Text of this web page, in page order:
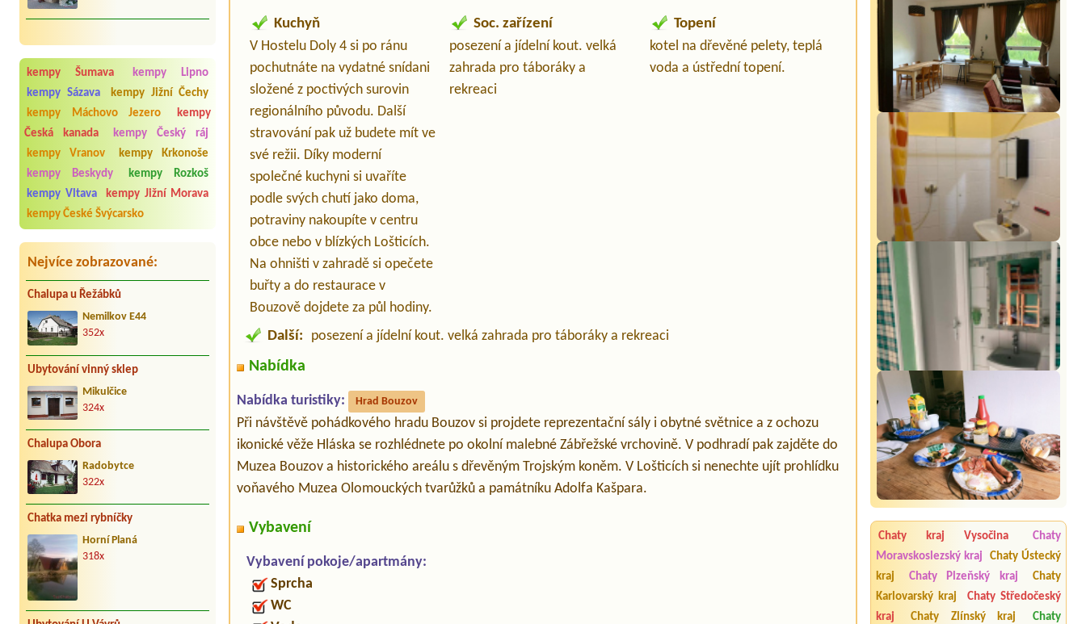
kempy Šumava
kempy Lipno
kempy Sázava
kempy Jižní Čechy
kempy Máchovo Jezero
kempy
Česká kanada
kempy Český ráj
kempy Vranov
kempy Krkonoše
kempy Beskydy
kempy Rozkoš
kempy Vltava
kempy Jižní Morava
kempy České Švýcarsko
Nejvíce zobrazované:
Chalupa u Řežábků
Nemilkov E44
352x
Ubytování vinný sklep
Mikulčice
324x
Chalupa Obora
Radobytce
322x
Chatka mezi rybníčky
Horní Planá
318x
Chaty kraj Vysočina
Chaty
Moravskoslezský kraj
Chaty Ústecký
kraj
Chaty Plzeňský kraj
Chaty
Karlovarský kraj
Chaty Středočeský
kraj
Chaty Zlínský kraj
Chaty
Kuchyň
V Hostelu Doly 4 si po ránu
pochutnáte na vydatné snídani
složené z poctivých surovin
regionálního původu. Další
stravování pak už budete mít ve
své režii. Díky moderní
společné kuchyni si uvaříte
podle svých chutí jako doma,
potraviny nakoupíte v centru
obce nebo v blízkých Lošticích.
Na ohništi v zahradě si opečete
buřty a do restaurace v
Bouzově dojdete za půl hodiny.
Soc. zařízení
posezení a jídelní kout. velká
zahrada pro táboráky a
rekreaci
Topení
kotel na dřevěné pelety, teplá
voda a ústřední topení.
Další: posezení a jídelní kout. velká zahrada pro táboráky a rekreaci
Nabídka
Nabídka turistiky: Hrad Bouzov
Při návštěvě pohádkového hradu Bouzov si projdete reprezentační sály i obytné světnice a z ochozu
ikonické věže Hláska se rozhlédnete po okolní malebné Zábřežské vrchovině. V podhradí pak zajděte do
Muzea Bouzov a historického areálu s dřevěným Trojským koněm. V Lošticích si nenechte ujít prohlídku
voňavého Muzea Olomouckých tvarůžků a památníku Adolfa Kašpara.
Vybavení
Vybavení pokoje/apartmány:
Sprcha
WC